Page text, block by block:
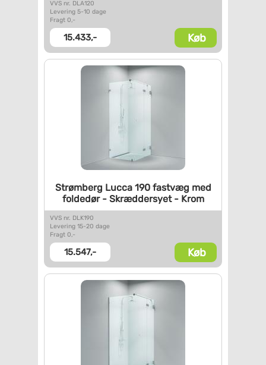
VVS nr. DLA120
Levering 5-10 dage
Fragt 0,-
15.433,- Køb
Strømberg Lucca 190 fastvæg med
foldedør - Skræddersyet -Krom
VVS nr. DLK190
Levering 15-20 dage
Fragt 0,-
15.547,- Køb